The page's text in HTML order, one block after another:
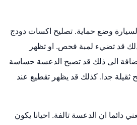
وضع حماية. تصليح اكسات دودج
قد تضيء لمبة فحص. او تظهر
الى ذلك قد تصبح الدعسة حساسة
ثقيلة جدا. كذلك قد يظهر تقطيع عند
دائما ان الدعسة تالفة. احيانا يكون